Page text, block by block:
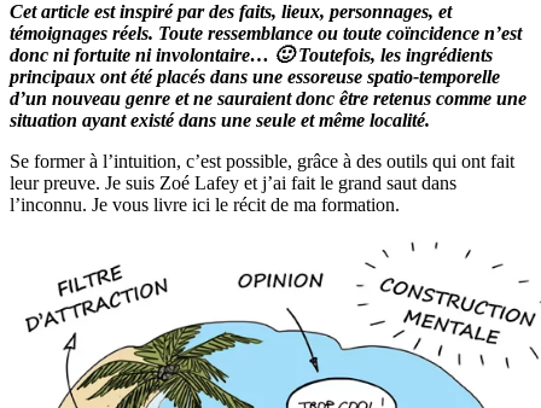
Cet article est inspiré par des faits, lieux, personnages, et
témoignages réels. Toute ressemblance ou toute coïncidence n’est
donc ni fortuite ni involontaire… 🙂 Toutefois, les ingrédients
principaux ont été placés dans une essoreuse spatio-temporelle
d’un nouveau genre et ne sauraient donc être retenus comme une
situation ayant existé dans une seule et même localité.
Se former à l’intuition, c’est possible, grâce à des outils qui ont fait
leur preuve. Je suis Zoé Lafey et j’ai fait le grand saut dans
l’inconnu. Je vous livre ici le récit de ma formation.